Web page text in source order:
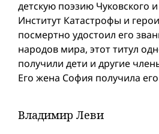
детскую поэзию Чуковского
Институт Катастрофы и
посмертно удостоил его
народов мира, этот титул
получили дети и другие
Его жена София получила его
Владимир Леви